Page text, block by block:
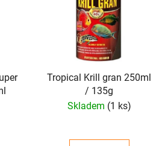
Tropical Krill gran 250ml
/ 135g
Skladem (1 ks)